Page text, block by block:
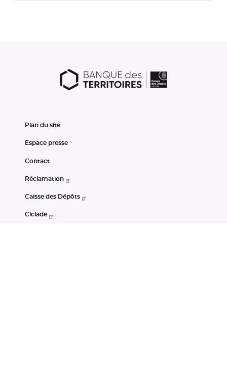
Plan du site
Espace presse
Contact
Réclamation
Caisse des Dépôts
Ciclade